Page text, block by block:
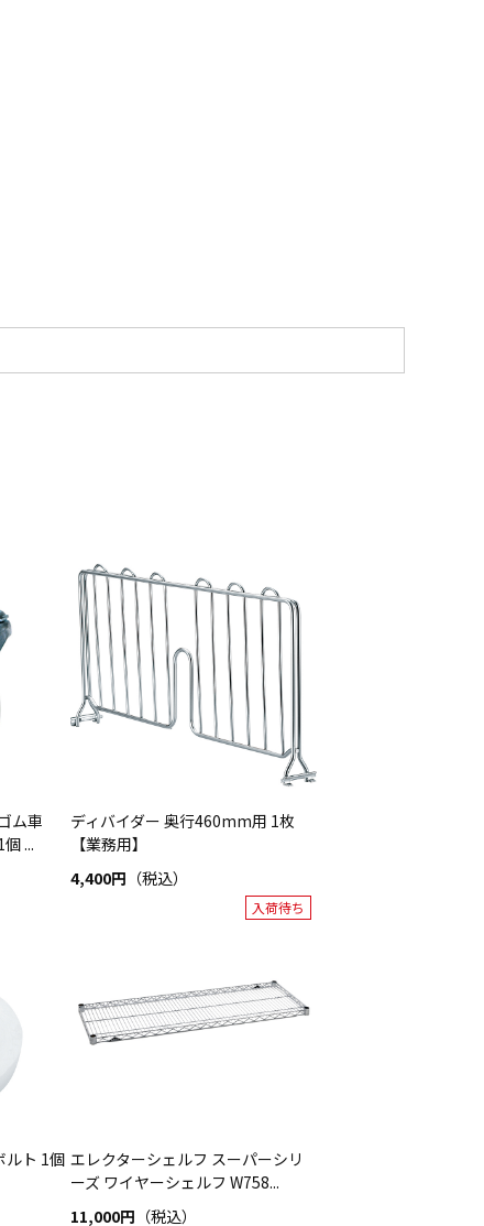
ム車
...
ディバイダー 奥行460mm用 1枚
【業務用】
4,400円 （税込）
ルト 1個
入荷待ち
エレクターシェルフ スーパーシリ
ーズ ワイヤーシェルフ W758...
11,000円 （税込）